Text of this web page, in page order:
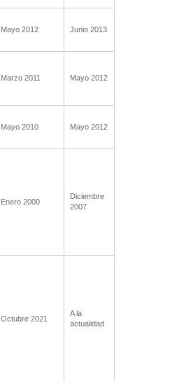
Mayo 2012 Junio 2013
Marzo 2011 Mayo 2012
Mayo 2010 Mayo 2012
Enero 2000
Diciembre
2007
Octubre 2021
A la
actualidad